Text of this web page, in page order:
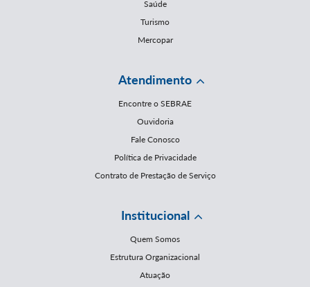
Saúde
Turismo
Mercopar
Atendimento
Encontre o SEBRAE
Ouvidoria
Fale Conosco
Política de Privacidade
Contrato de Prestação de Serviço
Institucional
Quem Somos
Estrutura Organizacional
Atuação